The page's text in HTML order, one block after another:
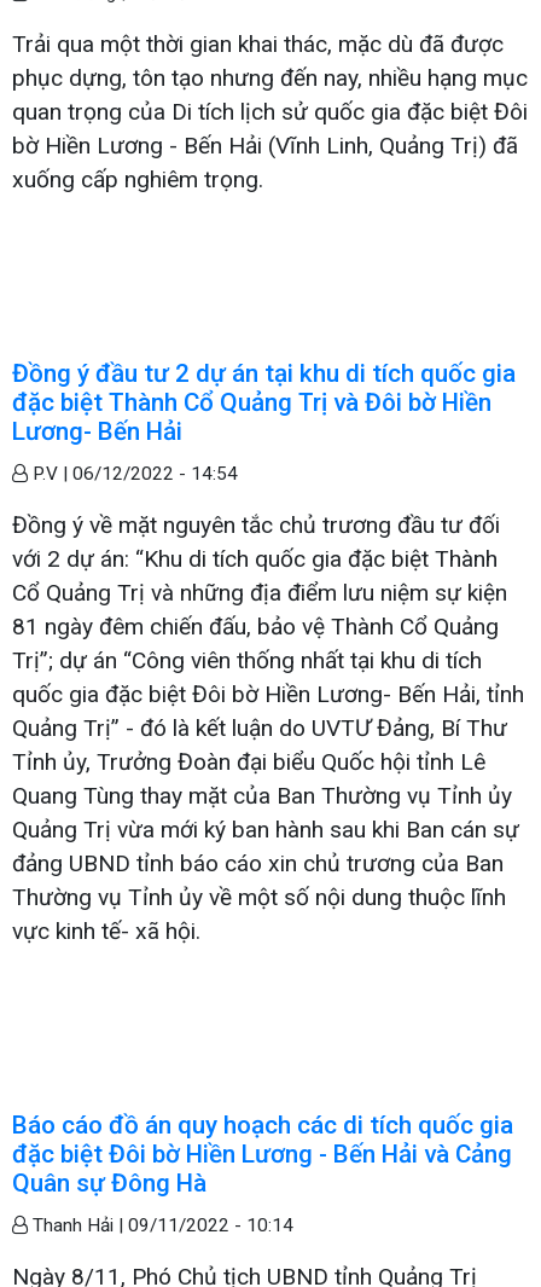
Trải qua một thời gian khai thác, mặc dù đã được
phục dựng, tôn tạo nhưng đến nay, nhiều hạng mục
quan trọng của Di tích lịch sử quốc gia đặc biệt Đôi
bờ Hiền Lương - Bến Hải (Vĩnh Linh, Quảng Trị) đã
xuống cấp nghiêm trọng.
Đồng ý đầu tư 2 dự án tại khu di tích quốc gia
đặc biệt Thành Cổ Quảng Trị và Đôi bờ Hiền
Lương- Bến Hải
P.V | 06/12/2022 - 14:54
Đồng ý về mặt nguyên tắc chủ trương đầu tư đối
với 2 dự án: “Khu di tích quốc gia đặc biệt Thành
Cổ Quảng Trị và những địa điểm lưu niệm sự kiện
81 ngày đêm chiến đấu, bảo vệ Thành Cổ Quảng
Trị”; dự án “Công viên thống nhất tại khu di tích
quốc gia đặc biệt Đôi bờ Hiền Lương- Bến Hải, tỉnh
Quảng Trị” - đó là kết luận do UVTƯ Đảng, Bí Thư
Tỉnh ủy, Trưởng Đoàn đại biểu Quốc hội tỉnh Lê
Quang Tùng thay mặt của Ban Thường vụ Tỉnh ủy
Quảng Trị vừa mới ký ban hành sau khi Ban cán sự
đảng UBND tỉnh báo cáo xin chủ trương của Ban
Thường vụ Tỉnh ủy về một số nội dung thuộc lĩnh
vực kinh tế- xã hội.
Báo cáo đồ án quy hoạch các di tích quốc gia
đặc biệt Đôi bờ Hiền Lương - Bến Hải và Cảng
Quân sự Đông Hà
Thanh Hải | 09/11/2022 - 10:14
Ngày 8/11, Phó Chủ tịch UBND tỉnh Quảng Trị